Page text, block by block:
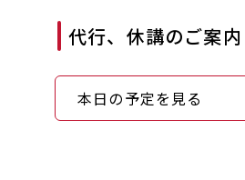
代行、休講のご案内
本日の予定を見る